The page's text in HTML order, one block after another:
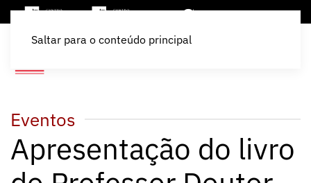
Saltar para o conteúdo principal
Eventos
Apresentação do livro